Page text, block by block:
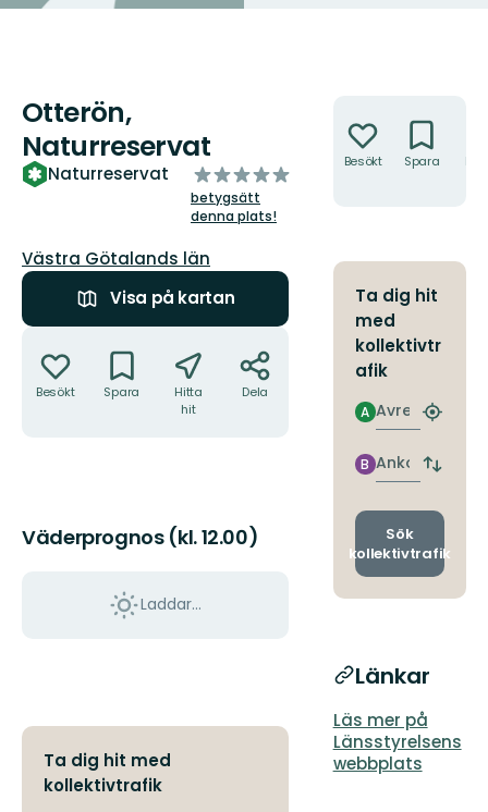
Otterön,
Naturreservat
Naturreservat
av
5
stjärnor
betygsätt
denna plats!
Län:
Västra Götalands län
Visa på kartan
Besökt Spara
Hitta
hit
Dela
Väderprognos (kl. 12.00)
Laddar...
Ta dig hit med
kollektivtrafik
Besökt Spara
Ta dig hit
med
kollektivtr
afik
Avresa
A
Hitta
Ankomst
B
Byt
och
Sök
kollektivtrafik
Länkar
Läs mer på
Länsstyrelsens
webbplats